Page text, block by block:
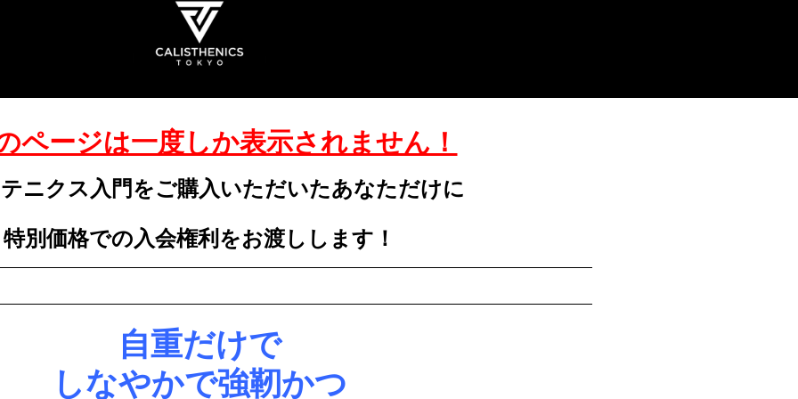
ページは一度しか表示されません！
ニクス入門をご購入いただいたあなただけに
特別価格での入会権利をお渡しします！
自重だけで
しなやかで強靭かつ